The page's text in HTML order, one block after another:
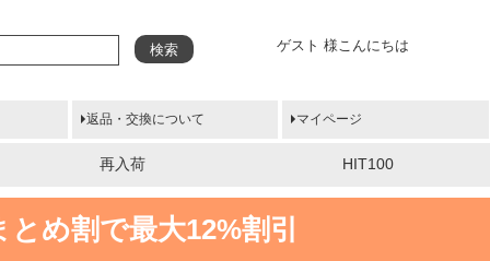
ゲスト 様こんにちは
検索
返品・交換について マイページ
再入荷 HIT100
め割で最大12%割引